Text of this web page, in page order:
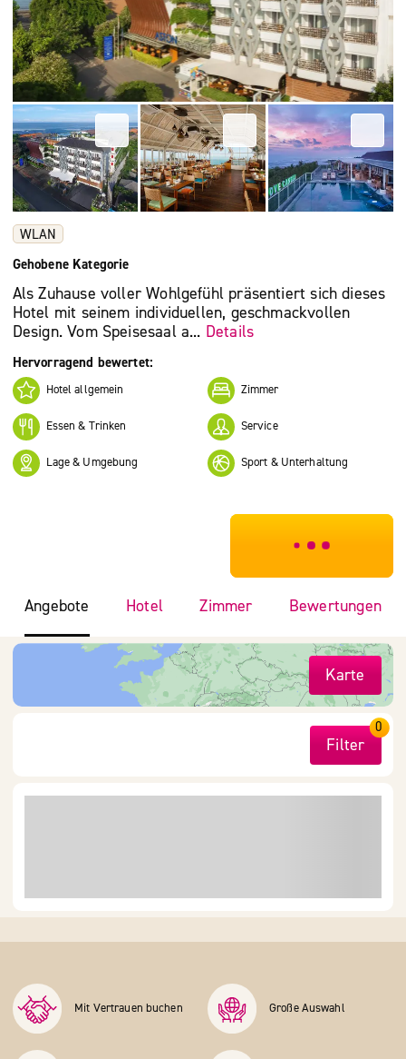
WLAN
Gehobene Kategorie
Als Zuhause voller Wohlgefühl präsentiert sich dieses
Hotel mit seinem individuellen, geschmackvollen
Design. Vom Speisesaal a... Details
Hervorragend bewertet:
Hotel allgemein Zimmer
Essen & Trinken Service
Lage & Umgebung Sport & Unterhaltung
***************
Angebote Hotel Zimmer Bewertungen
Karte
Filter
0
Mit Vertrauen buchen Große Auswahl